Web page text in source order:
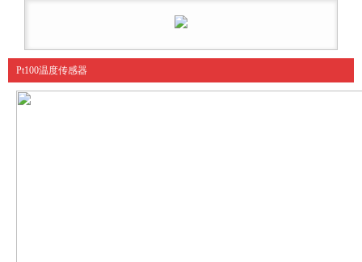
Pt100温度传感器